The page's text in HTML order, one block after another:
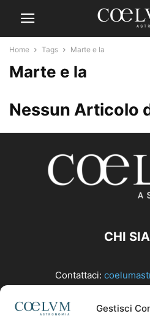
Gestisci
Home Tags Marte e la
Marte e la
Nessun Articolo
CHI
Contattaci: